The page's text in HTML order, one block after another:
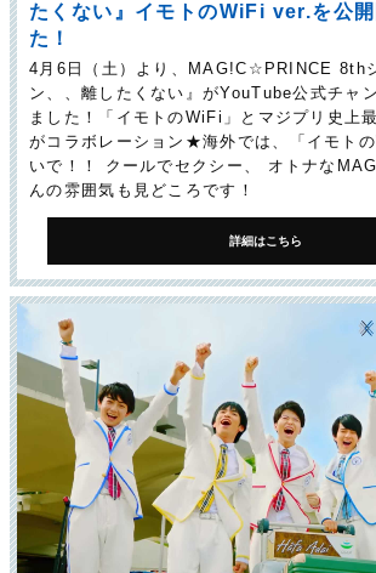
たくない』イモトのWiFi ver.を公開
た！
4月6日（土）より、MAG!C☆PRINCE 8th
ン、、離したくない』がYouTube公式チャ
ました！「イモトのWiFi」とマジプリ史上
がコラボレーション★海外では、「イモト
いで！！ クールでセクシー、 オトナな
んの雰囲気も見どころです！
詳細はこちら